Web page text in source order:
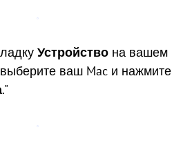
Устройство на вашем
ваш Mac и нажмите
."